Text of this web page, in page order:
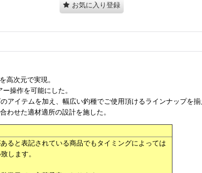
お気に入り登録
高次元で実現。
操作を可能にした。
アイテムを加え、幅広い釣種でご使用頂けるラインナップを
わせた適材適所の設計を施した。
ると表記されている商品でもタイミングによっては
します。